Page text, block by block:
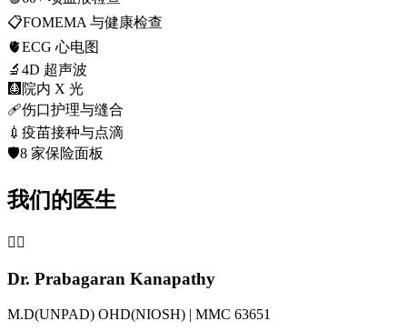
📋FOMEMA 与健康检查
🫀ECG 心电图
🔬 4D 超声波
🩻 院内 X 光
🩹伤口护理与缝合
💉 疫苗接种与点滴
🛡️8 家保险面板
我们的医生
👨‍⚕️
Dr. Prabagaran Kanapathy
M.D(UNPAD) OHD(NIOSH) | MMC 63651